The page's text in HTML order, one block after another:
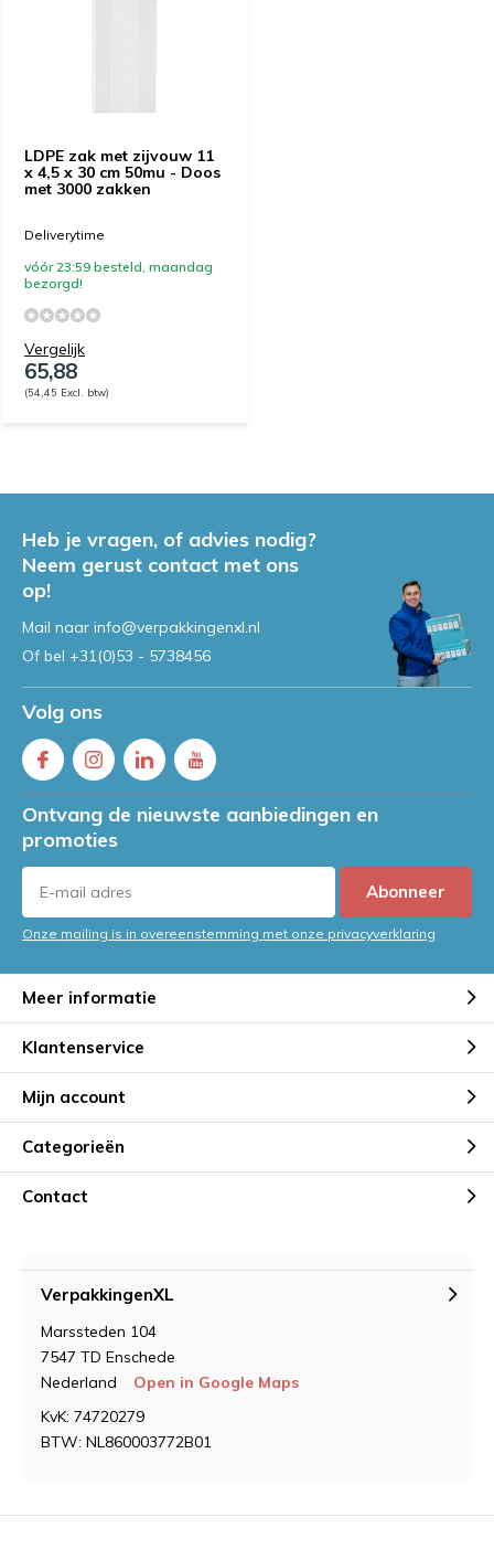
LDPE zak met zijvouw 11
x 4,5 x 30 cm 50mu - Doos
met 3000 zakken
Deliverytime
vóór 23:59 besteld, maandag
bezorgd!
Vergelijk
65,88
(54,45 Excl. btw)
Heb je vragen, of advies nodig?
Neem gerust contact met ons
op!
Mail naar info@verpakkingenxl.nl
Of bel +31(0)53 - 5738456
Volg ons
Ontvang de nieuwste aanbiedingen en
promoties
Abonneer
Onze mailing is in overeenstemming met onze privacyverklaring
Meer informatie
Klantenservice
Mijn account
Categorieën
Contact
VerpakkingenXL
Marssteden 104
7547 TD Enschede
Nederland
Open in Google Maps
KvK: 74720279
BTW: NL860003772B01